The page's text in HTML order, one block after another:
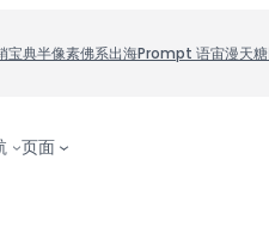
宝典半像素佛系出海Prompt 语宙漫天糖
页面